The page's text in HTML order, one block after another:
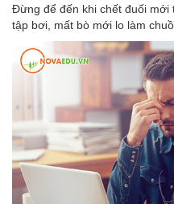
Đừng để đến khi chết đuối
tập bơi, mất bò mới lo làm